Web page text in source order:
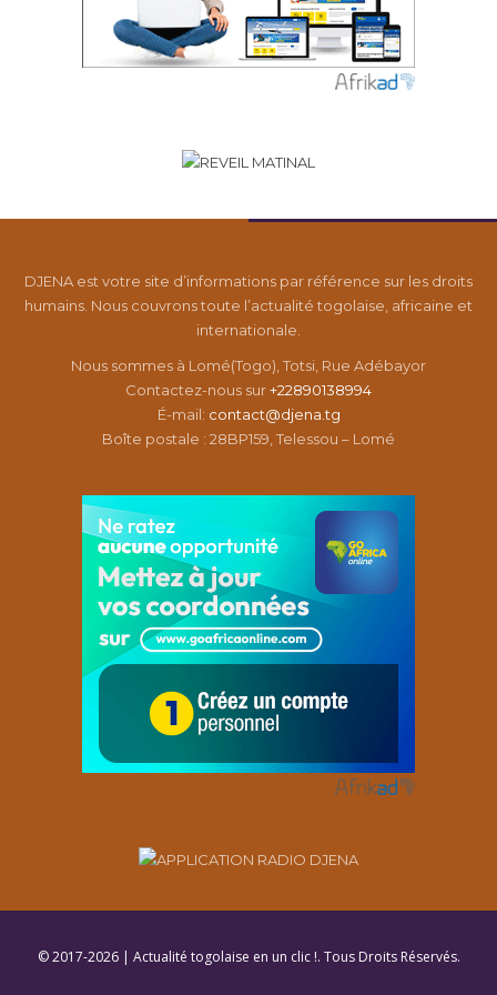
DJENA est votre site d’informations par référence sur les droits
humains. Nous couvrons toute l’actualité togolaise, africaine et
internationale.
Nous sommes à Lomé(Togo), Totsi, Rue Adébayor
Contactez-nous sur+22890138994
É-mail: contact@djena.tg
Boîte postale : 28BP159, Telessou – Lomé
© 2017-2026 | Actualité togolaise en un clic !. Tous Droits Réservés.